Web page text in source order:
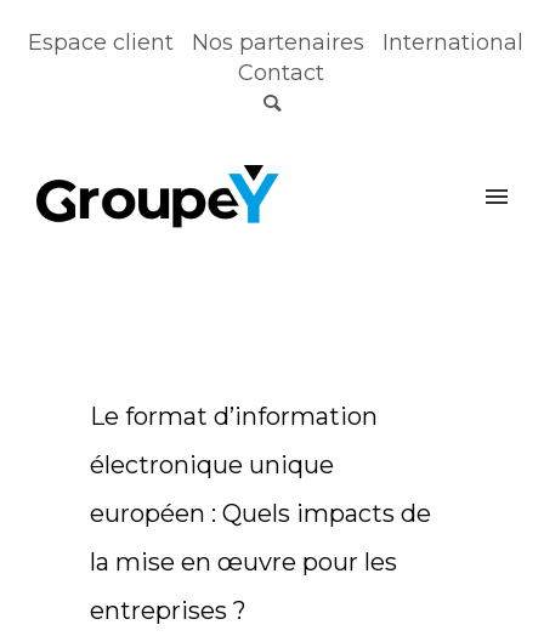
Espace client Nos partenaires
International
Contact
Le format d’information
électronique unique
européen : Quels impacts de
la mise en œuvre pour les
entreprises ?